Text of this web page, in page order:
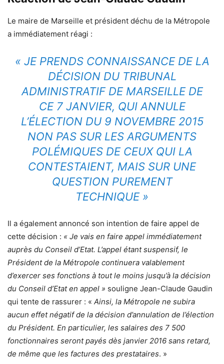
Le maire de Marseille et président déchu de la Métropole
a immédiatement réagi :
« JE PRENDS CONNAISSANCE DE LA
DÉCISION DU TRIBUNAL
ADMINISTRATIF DE MARSEILLE DE
CE 7 JANVIER, QUI ANNULE
L’ÉLECTION DU 9 NOVEMBRE 2015
NON PAS SUR LES ARGUMENTS
POLÉMIQUES DE CEUX QUI LA
CONTESTAIENT, MAIS SUR UNE
QUESTION PUREMENT
TECHNIQUE »
Il a également annoncé son intention de faire appel de
cette décision : « Je vais en faire appel immédiatement
auprès du Conseil d’Etat. L’appel étant suspensif, le
Président de la Métropole continuera valablement
d’exercer ses fonctions à tout le moins jusqu’à la décision
du Conseil d’Etat en appel » souligne Jean-Claude Gaudin
qui tente de rassurer : « Ainsi, la Métropole ne subira
aucun effet négatif de la décision d’annulation de l’élection
du Président. En particulier, les salaires des 7 500
fonctionnaires seront payés dès janvier 2016 sans retard,
de même que les factures des prestataires. »